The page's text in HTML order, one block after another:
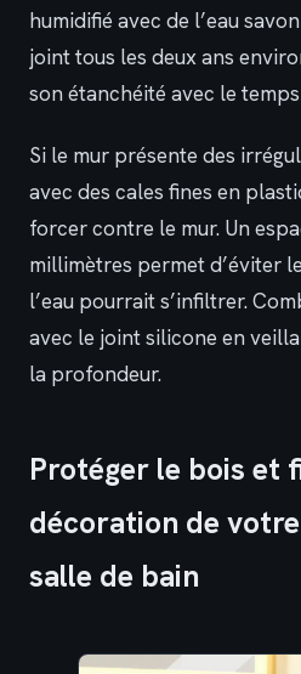
humidifié avec de l’eau
joint tous les deux ans
son étanchéité avec le
Si le mur présente des
avec des cales fines en
forcer contre le mur. Un
millimètres permet d’éviter
l’eau pourrait s’infiltrer.
avec le joint silicone en
la profondeur.
Protéger le bois et
décoration de
salle de bain